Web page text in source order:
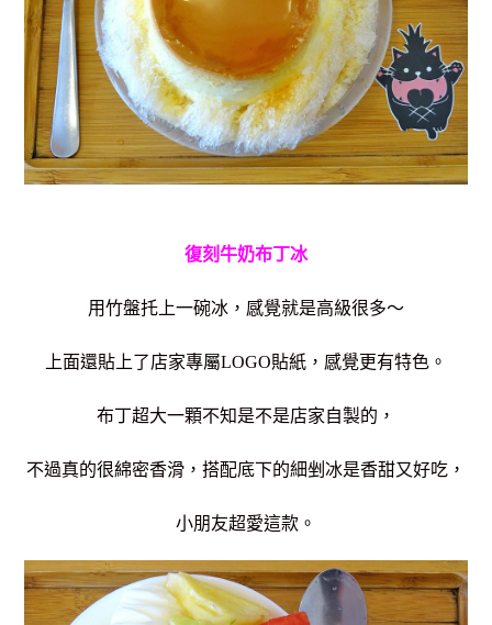
復刻牛奶布丁冰
用竹盤托上一碗冰，感覺就是高級很多～
上面還貼上了店家專屬LOGO貼紙，感覺更有特色。
布丁超大一顆不知是不是店家自製的，
不過真的很綿密香滑，搭配底下的細剉冰是香甜又好吃，
小朋友超愛這款。